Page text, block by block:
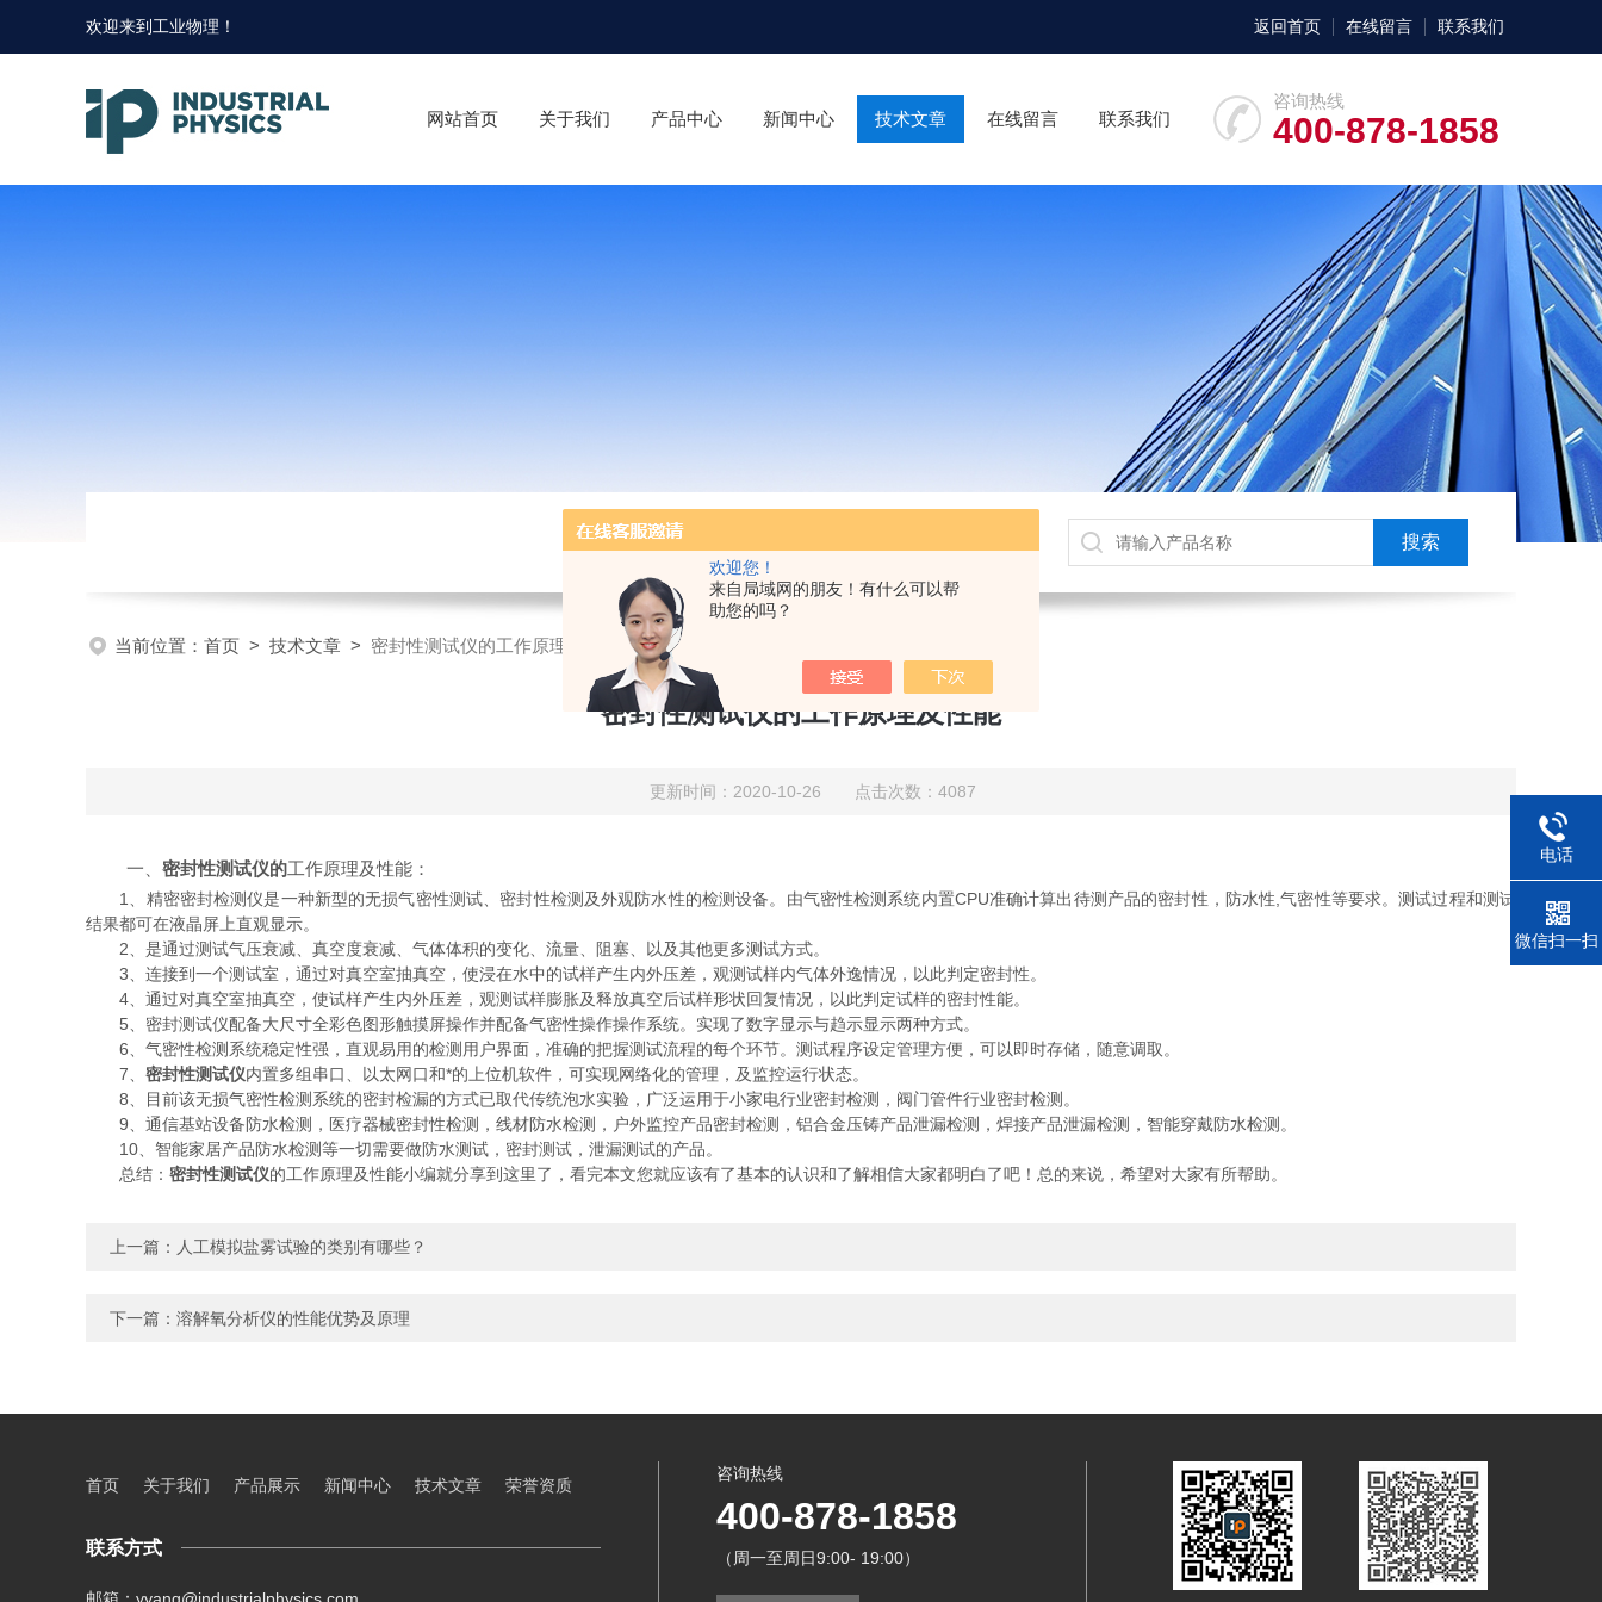
欢迎您！
来自局域网的朋友！有什么可以帮
助您的吗？
欢迎来到 工业物理 ！ 返回首页 在线留言 联系我们
咨询热线
400-878-1858
网站首页 关于我们 产品中心 新闻中心 技术文章 在线留言 联系我们
当前位置： 首页 > 技术文章 > 密封性测试仪的工作原理及性能
密封性测试仪的工作原理及性能
更新时间：2020-10-26 点击次数：4087
一、 密封性测试仪的工作原理及性能：
1、精密密封检测仪是一种新型的无损气密性测试、密封性检测及外观防水性的检测设备。由气密性检测系统内置CPU准确计算出待测产品的密封性，防水性,气密性等要求。测试过程和测试
结果都可在液晶屏上直观显示。
2、是通过测试气压衰减、真空度衰减、气体体积的变化、流量、阻塞、以及其他更多测试方式。
3、连接到一个测试室，通过对真空室抽真空，使浸在水中的试样产生内外压差，观测试样内气体外逸情况，以此判定密封性。
4、通过对真空室抽真空，使试样产生内外压差，观测试样膨胀及释放真空后试样形状回复情况，以此判定试样的密封性能。
5、密封测试仪配备大尺寸全彩色图形触摸屏操作并配备气密性操作操作系统。实现了数字显示与趋示显示两种方式。
6、气密性检测系统稳定性强，直观易用的检测用户界面，准确的把握测试流程的每个环节。测试程序设定管理方便，可以即时存储，随意调取。
7、 密封性测试仪内置多组串口、以太网口和*的上位机软件，可实现网络化的管理，及监控运行状态。
8、目前该无损气密性检测系统的密封检漏的方式已取代传统泡水实验，广泛运用于小家电行业密封检测，阀门管件行业密封检测。
9、通信基站设备防水检测，医疗器械密封性检测，线材防水检测，户外监控产品密封检测，铝合金压铸产品泄漏检测，焊接产品泄漏检测，智能穿戴防水检测。
10、智能家居产品防水检测等一切需要做防水测试，密封测试，泄漏测试的产品。
总结： 密封性测试仪的工作原理及性能小编就分享到这里了，看完本文您就应该有了基本的认识和了解相信大家都明白了吧！总的来说，希望对大家有所帮助。
上一篇： 人工模拟盐雾试验的类别有哪些？
下一篇： 溶解氧分析仪的性能优势及原理
首页 关于我们 产品展示 新闻中心 技术文章 荣誉资质
联系方式
咨询热线
400-878-1858
（周一至周日9:00- 19:00）
电话
微信扫一扫